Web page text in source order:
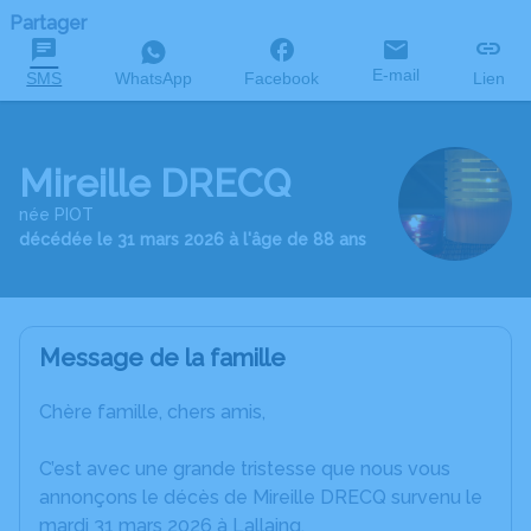
Partager
SMS WhatsApp Facebook E-mail Lien
Mireille DRECQ
née PIOT
décédée le 31 mars 2026 à l'âge de 88 ans
Message de la famille
Chère famille, chers amis,
C’est avec une grande tristesse que nous vous
annonçons le décès de Mireille DRECQ survenu le
mardi 31 mars 2026 à Lallaing.